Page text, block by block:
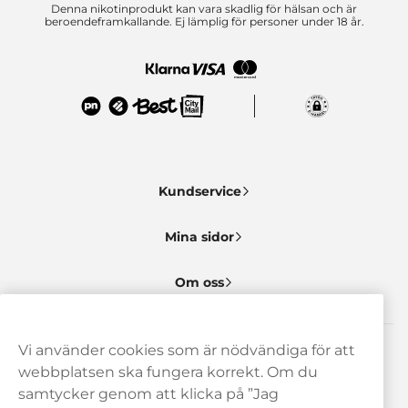
Denna nikotinprodukt kan vara skadlig för hälsan och är
beroendeframkallande. Ej lämplig för personer under 18 år.
Behöver du hjälp? Kontakta oss gärna!
hej@haypp.com
Kundservice
Mina sidor
Om oss
Vi använder cookies som är nödvändiga för att
webbplatsen ska fungera korrekt. Om du
samtycker genom att klicka på ”Jag